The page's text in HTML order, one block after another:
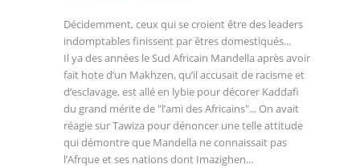
Décidemment, ceux qui se croient être des leaders
indomptables finissent par êtres domestiqués...
Il ya des années le Sud Africain Mandella après avoir
fait hote d’un Makhzen, qu’il accusait de racisme et
d’esclavage, est allé en lybie pour décorer Kaddafi
du grand mérite de "l’ami des Africains"... On avait
réagie sur Tawiza pour dénoncer une telle attitude
qui démontre que Mandella ne connaissait pas
l’Afrque et ses nations dont Imazighen...